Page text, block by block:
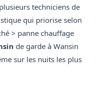
techniciens de
qui priorise selon
> panne chauffage
de garde à Wansin
sur les nuits les plus